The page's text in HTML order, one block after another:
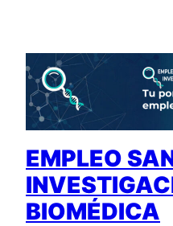
contenido
EMPLEO
BIOMÉDICA